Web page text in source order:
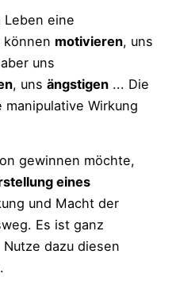
Leben eine
können motivieren, uns
uns
, uns ängstigen ... Die
Wirkung
gewinnen möchte,
eines
und Macht der
Es ist ganz
Nutze dazu diesen